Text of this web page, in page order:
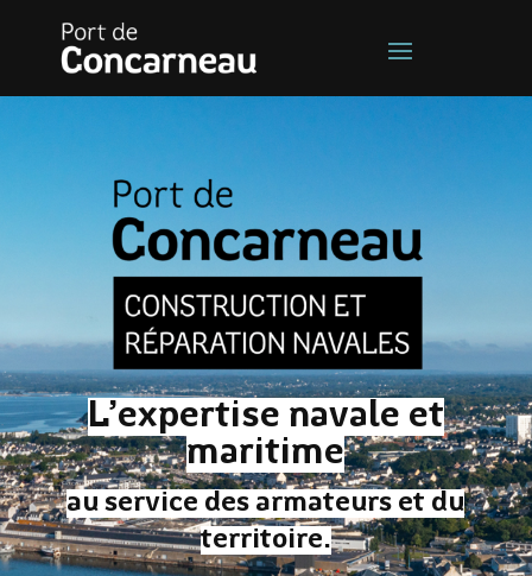
L’expertise navale et
maritime
au service des armateurs et du
territoire.